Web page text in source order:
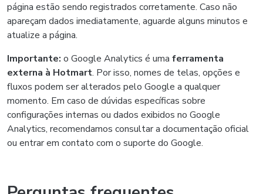
página estão sendo registrados corretamente. Caso não
apareçam dados imediatamente, aguarde alguns minutos e
atualize a página.
Importante: o Google Analytics é uma ferramenta
externa à Hotmart. Por isso, nomes de telas, opções e
fluxos podem ser alterados pelo Google a qualquer
momento. Em caso de dúvidas específicas sobre
configurações internas ou dados exibidos no Google
Analytics, recomendamos consultar a documentação oficial
ou entrar em contato com o suporte do Google.